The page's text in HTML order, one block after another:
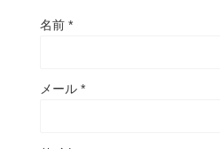
名前 *
メール *